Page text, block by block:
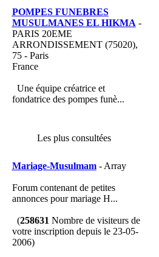
POMPES FUNEBRES
MUSULMANES EL HIKMA -
PARIS 20EME
ARRONDISSEMENT (75020),
75 - Paris
France
Une équipe créatrice et
fondatrice des pompes funè...
Les plus consultées
Mariage-Musulmam- Array
Forum contenant de petites
annonces pour mariage H...
(258631 Nombre de visiteurs de
votre inscription depuis le 23-05-
2006)